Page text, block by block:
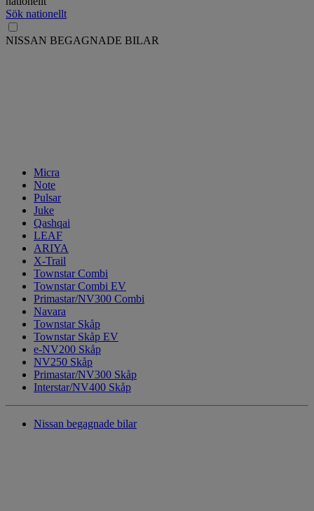
Sök nationellt
NISSAN BEGAGNADE BILAR
Micra
Note
Pulsar
Juke
Qashqai
LEAF
ARIYA
X-Trail
Townstar Combi
Townstar Combi EV
Primastar/NV300 Combi
Navara
Townstar Skåp
Townstar Skåp EV
e-NV200 Skåp
NV250 Skåp
Primastar/NV300 Skåp
Interstar/NV400 Skåp
Nissan begagnade bilar